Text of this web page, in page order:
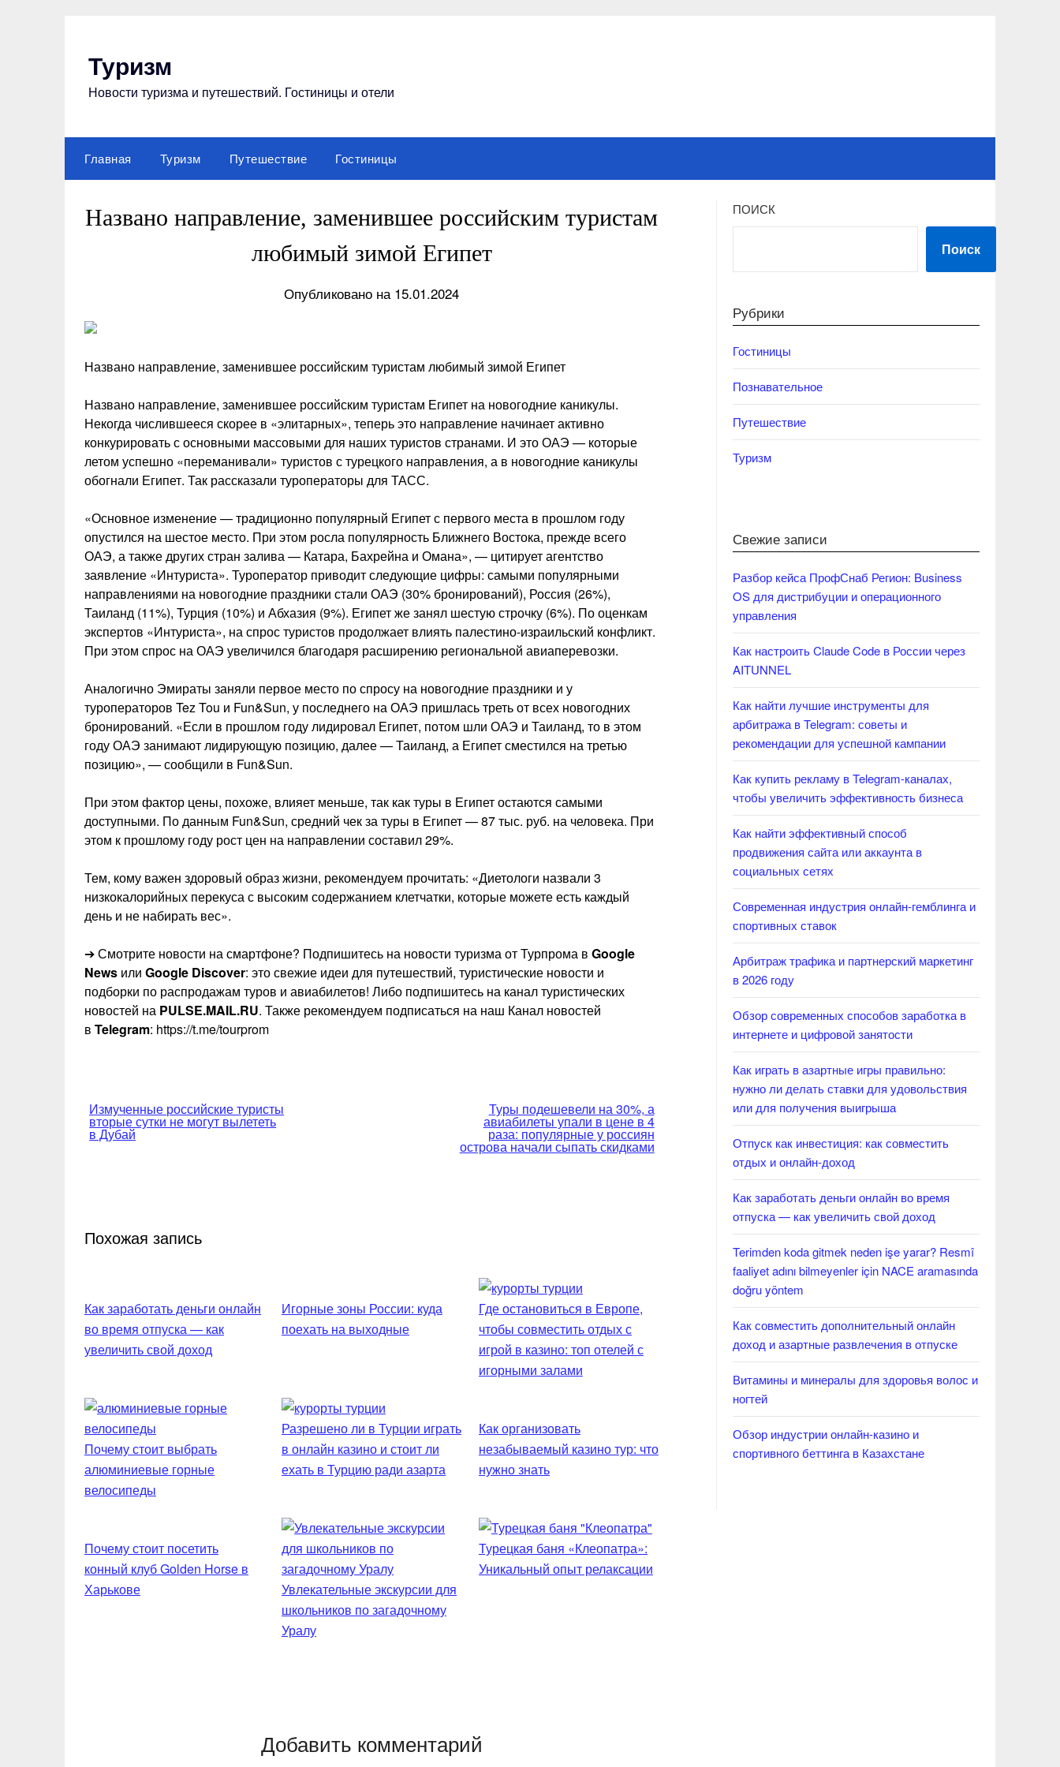
Туризм
Новости туризма и путешествий. Гостиницы и отели
Главная Туризм Путешествие Гостиницы
Названо направление, заменившее российским туристам
любимый зимой Египет
Опубликовано на 15.01.2024
Названо направление, заменившее российским туристам любимый зимой Египет
Названо направление, заменившее российским туристам Египет на новогодние каникулы.
Некогда числившееся скорее в «элитарных», теперь это направление начинает активно
конкурировать с основными массовыми для наших туристов странами. И это ОАЭ — которые
летом успешно «переманивали» туристов с турецкого направления, а в новогодние каникулы
обогнали Египет. Так рассказали туроператоры для ТАСС.
«Основное изменение — традиционно популярный Египет с первого места в прошлом году
опустился на шестое место. При этом росла популярность Ближнего Востока, прежде всего
ОАЭ, а также других стран залива — Катара, Бахрейна и Омана», — цитирует агентство
заявление «Интуриста». Туроператор приводит следующие цифры: самыми популярными
направлениями на новогодние праздники стали ОАЭ (30% бронирований), Россия (26%),
Таиланд (11%), Турция (10%) и Абхазия (9%). Египет же занял шестую строчку (6%). По оценкам
экспертов «Интуриста», на спрос туристов продолжает влиять палестино-израильский конфликт.
При этом спрос на ОАЭ увеличился благодаря расширению региональной авиаперевозки.
Аналогично Эмираты заняли первое место по спросу на новогодние праздники и у
туроператоров Tez Tou и Fun&Sun, у последнего на ОАЭ пришлась треть от всех новогодних
бронирований. «Если в прошлом году лидировал Египет, потом шли ОАЭ и Таиланд, то в этом
году ОАЭ занимают лидирующую позицию, далее — Таиланд, а Египет сместился на третью
позицию», — сообщили в Fun&Sun.
При этом фактор цены, похоже, влияет меньше, так как туры в Египет остаются самыми
доступными. По данным Fun&Sun, средний чек за туры в Египет — 87 тыс. руб. на человека. При
этом к прошлому году рост цен на направлении составил 29%.
Тем, кому важен здоровый образ жизни, рекомендуем прочитать: «Диетологи назвали 3
низкокалорийных перекуса с высоким содержанием клетчатки, которые можете есть каждый
день и не набирать вес».
➔ Смотрите новости на смартфоне? Подпишитесь на новости туризма от Турпрома в Google
News или Google Discover: это свежие идеи для путешествий, туристические новости и
подборки по распродажам туров и авиабилетов! Либо подпишитесь на канал туристических
новостей на PULSE.MAIL.RU. Также рекомендуем подписаться на наш Канал новостей
в Telegram: https://t.me/tourprom
Навигация
Измученные российские туристы
вторые сутки не могут вылететь
в Дубай
Туры подешевели на 30%, а
авиабилеты упали в цене в 4
раза: популярные у россиян
острова начали сыпать скидками
Похожая запись
Как заработать деньги онлайн
во время отпуска — как
увеличить свой доход
Игорные зоны России: куда
поехать на выходные
Где остановиться в Европе,
чтобы совместить отдых с
игрой в казино: топ отелей с
игорными залами
Почему стоит выбрать
алюминиевые горные
велосипеды
Разрешено ли в Турции играть
в онлайн казино и стоит ли
ехать в Турцию ради азарта
Как организовать
незабываемый казино тур: что
нужно знать
Почему стоит посетить
конный клуб Golden Horse в
Харькове
Увлекательные экскурсии для
школьников по загадочному
Уралу
Турецкая баня «Клеопатра»:
Уникальный опыт релаксации
Добавить комментарий
ПОИСК
Поиск
Рубрики
Гостиницы
Познавательное
Путешествие
Туризм
Свежие записи
Разбор кейса ПрофСнаб Регион: Business
OS для дистрибуции и операционного
управления
Как настроить Claude Code в России через
AITUNNEL
Как найти лучшие инструменты для
арбитража в Telegram: советы и
рекомендации для успешной кампании
Как купить рекламу в Telegram-каналах,
чтобы увеличить эффективность бизнеса
Как найти эффективный способ
продвижения сайта или аккаунта в
социальных сетях
Современная индустрия онлайн-гемблинга и
спортивных ставок
Арбитраж трафика и партнерский маркетинг
в 2026 году
Обзор современных способов заработка в
интернете и цифровой занятости
Как играть в азартные игры правильно:
нужно ли делать ставки для удовольствия
или для получения выигрыша
Отпуск как инвестиция: как совместить
отдых и онлайн-доход
Как заработать деньги онлайн во время
отпуска — как увеличить свой доход
Terimden koda gitmek neden işe yarar? Resmî
faaliyet adını bilmeyenler için NACE aramasında
doğru yöntem
Как совместить дополнительный онлайн
доход и азартные развлечения в отпуске
Витамины и минералы для здоровья волос и
ногтей
Обзор индустрии онлайн-казино и
спортивного беттинга в Казахстане